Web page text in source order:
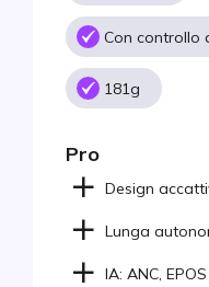
Con controllo
181g
Pro
Design
Lunga
IA: ANC,